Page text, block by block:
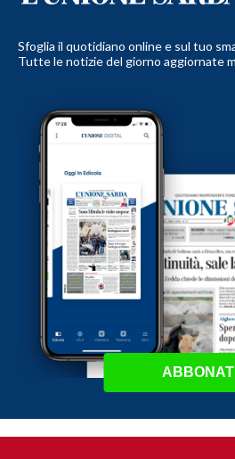
Sfoglia il quotidiano online e sul tuo
Tutte le notizie del giorno aggiornate
ABBONATI